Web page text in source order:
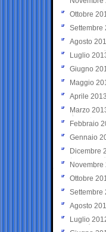
Ottobre
Settembre
Agosto
Luglio
Giugno
Maggio
Aprile 2013
Marzo
Febbraio
Gennaio
Dicembre
Novembre
Ottobre
Settembre
Agosto
Luglio